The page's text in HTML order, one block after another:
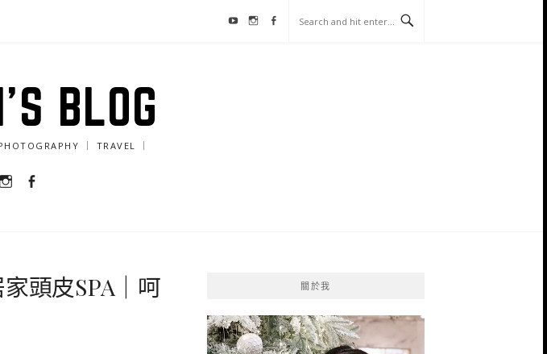
Youtube
Instagram
Facebook
BLOG
｜ TRAVEL ｜
YoutubeInstagram
頭皮SPA｜呵
關於我